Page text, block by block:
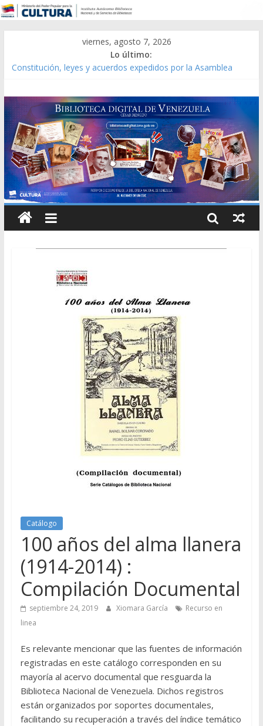
viernes, agosto 7, 2026
Lo último:
Constitución, leyes y acuerdos expedidos por la Asamblea
Modesta Bor Sánchez [material gráfico]
Gaceta Oficial de la República de Venezuela año CXXXIII Mes V,
Caracas 09 de marzo de 2006 N° 38.394
Catálogo temático de obras de Modesta Bor
Catálogo
100 años del alma llanera
(1914-2014) :
Compilación Documental
septiembre 24, 2019 Xiomara García
Recurso en
linea
Es relevante mencionar que las fuentes de información
registradas en este catálogo corresponden en su
mayoría al acervo documental que resguarda la
Biblioteca Nacional de Venezuela. Dichos registros
están organizados por soportes documentales,
facilitando su recuperación a través del índice temático